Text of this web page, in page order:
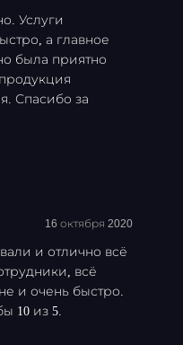
Услуги
а главное
была приятно
Спасибо за
16 октября 2020
и отлично всё
всё
и очень быстро.
10 из 5.